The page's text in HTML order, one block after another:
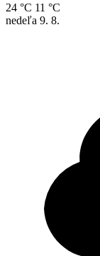
24 °C 11 °C
nedeľa 9. 8.